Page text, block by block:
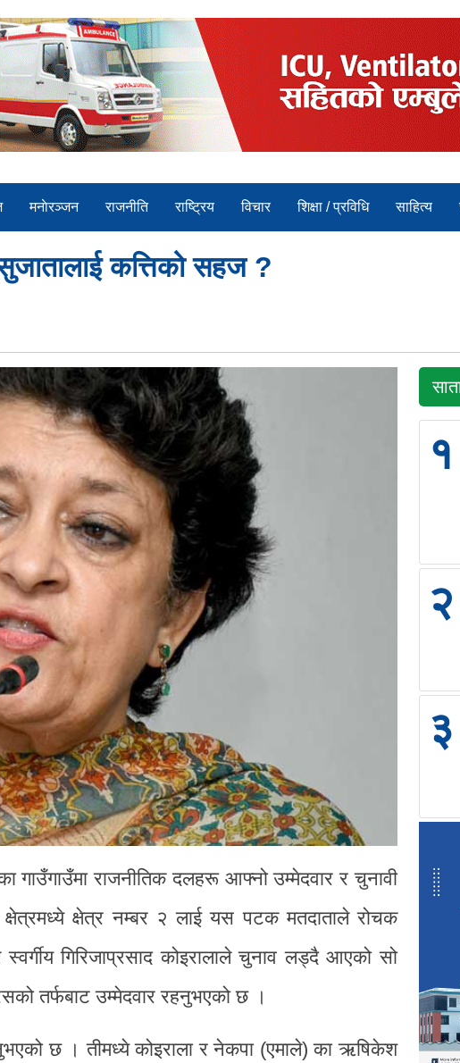
मनाेरञ्जन राजनीति राष्ट्रिय विचार शिक्षा / प्रविधि साहित्य
कत्तिको सहज ?
गाउँगाउँमा राजनीतिक दलहरू आफ्नो उम्मेदवार र चुनावी
क्षेत्र नम्बर २ लाई यस पटक मतदाताले रोचक
गिरिजाप्रसाद कोइरालाले चुनाव लड्दै आएको सो
तर्फबाट उम्मेदवार रहनुभएको छ ।
छ । तीमध्ये कोइराला र नेकपा (एमाले) का ऋषिकेश
१
२
३